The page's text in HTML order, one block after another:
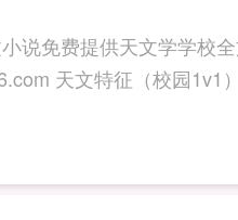
说免费提供天文学学校全
三秒记住本站：36酷文小说 网址：www.kw36.com 天文特征（校园1v1）